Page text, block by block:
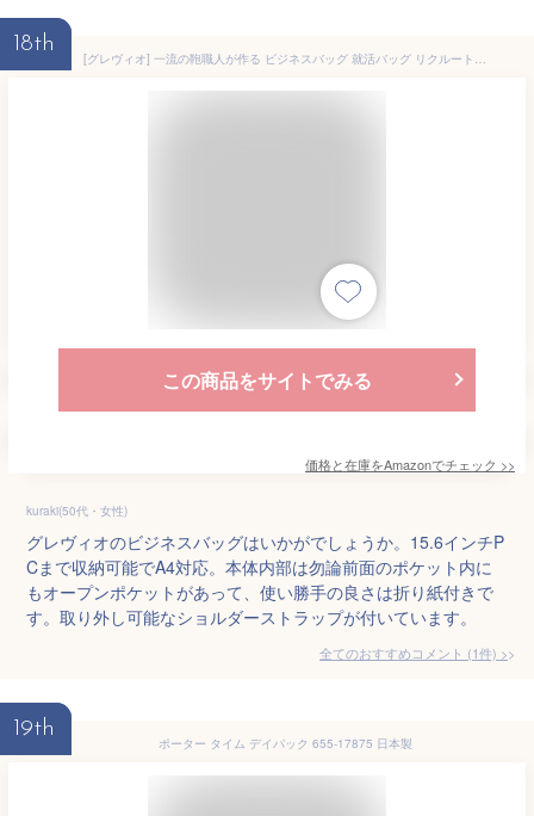
18th
[グレヴィオ] 一流の鞄職人が作る ビジネスバッグ 就活バッグ リクルートバッグ 大容量 自立 出張 A4 メンズ ブラック
この商品をサイトでみる
価格と在庫をAmazonでチェック >>
kuraki(50代・女性)
グレヴィオのビジネスバッグはいかがでしょうか。15.6インチP
Cまで収納可能でA4対応。本体内部は勿論前面のポケット内に
もオープンポケットがあって、使い勝手の良さは折り紙付きで
す。取り外し可能なショルダーストラップが付いています。
全てのおすすめコメント (1件) >
19th
ポーター タイム デイパック 655-17875 日本製